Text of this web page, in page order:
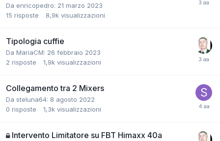
Da enricopedro: 21 marzo 2023
15 risposte 8,9k visualizzazioni
Tipologia cuffie
Da MariaCM: 26 febbraio 2023
2 risposte 1,9k visualizzazioni
Collegamento tra 2 Mixers
Da steluna64: 8 agosto 2022
0 risposte 1,3k visualizzazioni
Intervento Limitatore su FBT Himaxx 40a